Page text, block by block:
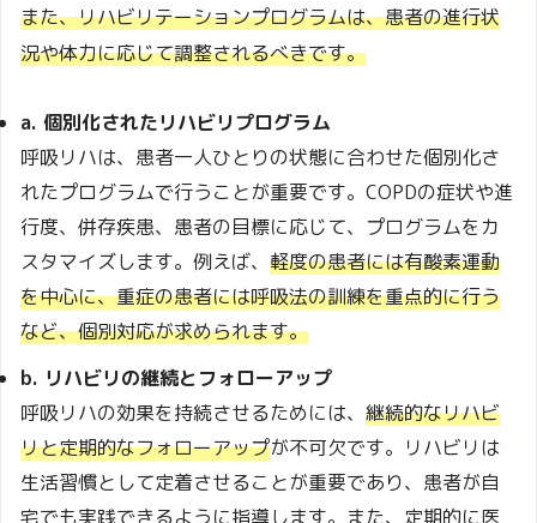
また、リハビリテーションプログラムは、患者の進行状
況や体力に応じて調整されるべきです。
a. 個別化されたリハビリプログラム
呼吸リハは、患者一人ひとりの状態に合わせた個別化さ
れたプログラムで行うことが重要です。COPDの症状や進
行度、併存疾患、患者の目標に応じて、プログラムをカ
スタマイズします。例えば、 軽度の患者には有酸素運動
を中心に、重症の患者には呼吸法の訓練を重点的に行う
など、個別対応が求められます。
b. リハビリの継続とフォローアップ
呼吸リハの効果を持続させるためには、 継続的なリハビ
リと定期的なフォローアップが不可欠です。リハビリは
生活習慣として定着させることが重要であり、患者が自
宅でも実践できるように指導します。また、定期的に医